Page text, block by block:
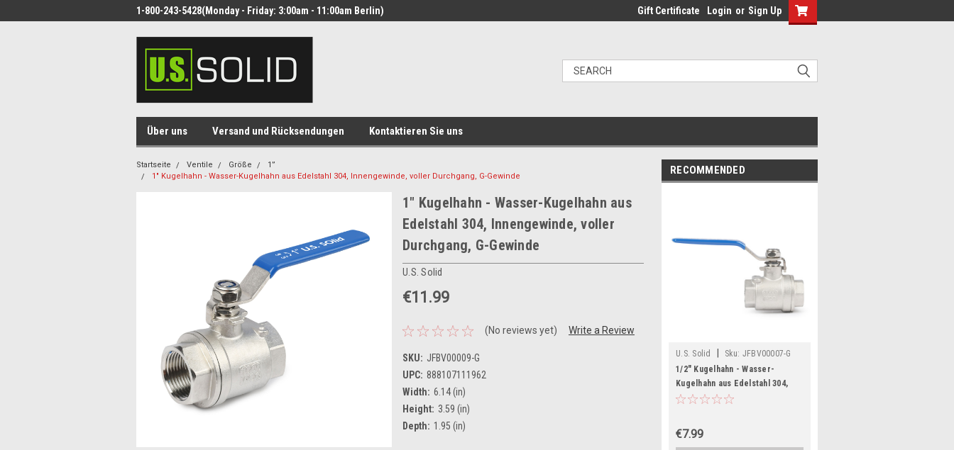
1-800-243-5428(Monday - Friday: 3:00am - 11:00am Berlin) Gift Certificate Login or Sign Up
Über uns Versand und Rücksendungen Kontaktieren Sie uns
Startseite Ventile Größe
1”
1" Kugelhahn - Wasser-Kugelhahn aus Edelstahl 304, Innengewinde, voller Durchgang, G-Gewinde
1" Kugelhahn - Wasser-Kugelhahn aus
Edelstahl 304, Innengewinde, voller
Durchgang, G-Gewinde
U.S. Solid
€11.99
(No reviews yet) Write a Review
SKU: JFBV00009-G
UPC: 888107111962
Width: 6.14 (in)
Height: 3.59 (in)
Depth: 1.95 (in)
RECOMMENDED
U.S. Solid Sku: JFBV00007-G
1/2" Kugelhahn - Wasser-
Kugelhahn aus Edelstahl 304,
Innengewinde, voller Durchgang,
€7.99